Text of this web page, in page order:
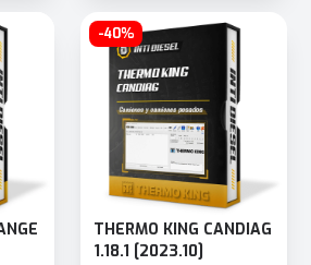
-40%
THERMO KING CANDIAG
1.18.1 [2023.10]